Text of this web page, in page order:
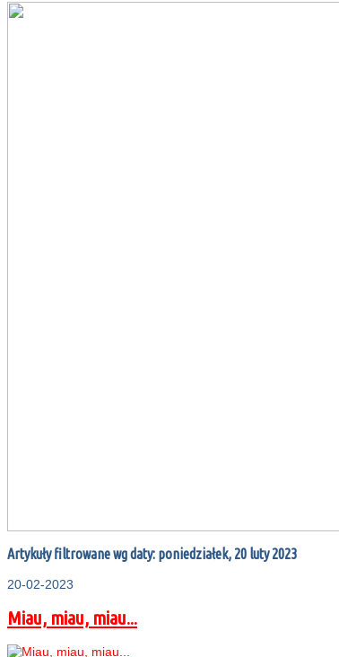
Artykuły filtrowane wg daty: poniedziałek, 20 luty 2023
20-02-2023
Miau, miau, miau...